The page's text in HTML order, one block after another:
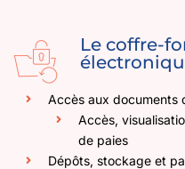
Le coffre-
Accès aux documents
Accès,
de paies
Dépôts, stockage et